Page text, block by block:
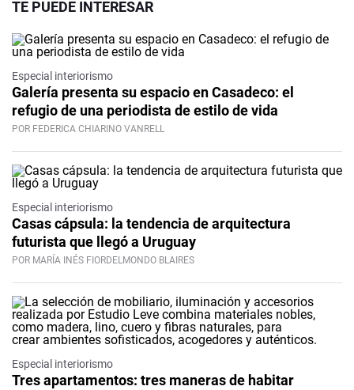
TE PUEDE INTERESAR
Especial interiorismo
Galería presenta su espacio en Casadeco: el
refugio de una periodista de estilo de vida
POR FEDERICA CHIARINO VANRELL
Especial interiorismo
Casas cápsula: la tendencia de arquitectura
futurista que llegó a Uruguay
POR MARÍA INÉS FIORDELMONDO BLAIRES
Especial interiorismo
Tres apartamentos: tres maneras de habitar